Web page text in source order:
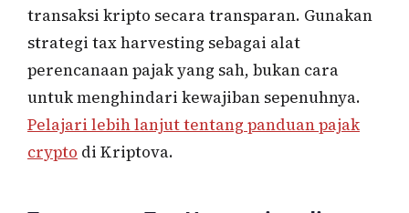
transaksi kripto secara transparan. Gunakan
strategi tax harvesting sebagai alat
perencanaan pajak yang sah, bukan cara
untuk menghindari kewajiban sepenuhnya.
Pelajari lebih lanjut tentang panduan pajak
crypto di Kriptova.